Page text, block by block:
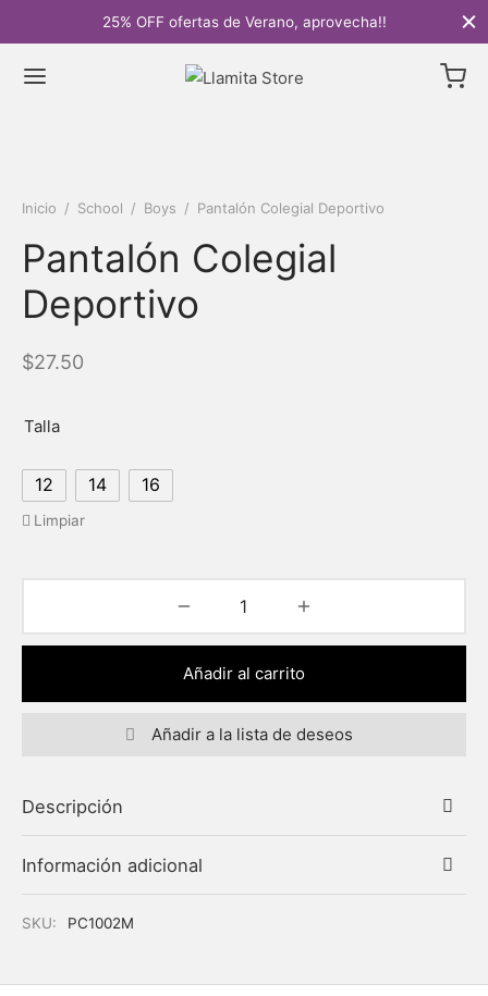
25% OFF ofertas de Verano, aprovecha!!
Inicio / School / Boys / Pantalón Colegial Deportivo
Pantalón Colegial
Deportivo
$27.50
Talla
12 14 16
Limpiar
Añadir al carrito
Añadir a la lista de deseos
Descripción
Información adicional
SKU: PC1002M